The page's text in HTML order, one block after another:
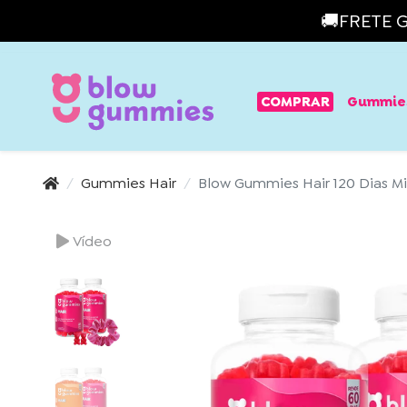
🚚FRETE
COMPRAR
Gummies Hair Blow Gummies Hair 120 Dias
Vídeo